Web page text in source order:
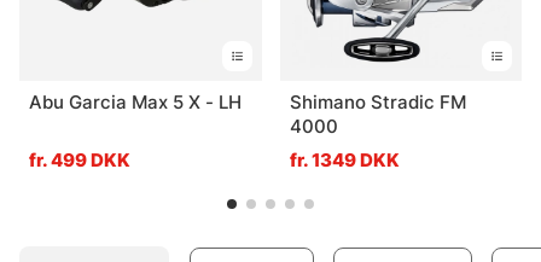
Abu Garcia Max 5 X - LH
fr. 499 DKK
Shimano Stradic FM
4000
fr. 1349 DKK